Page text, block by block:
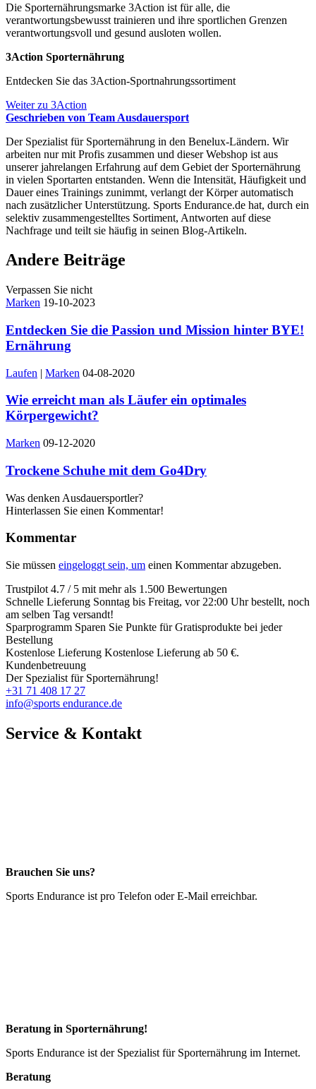
Die Sporternährungsmarke 3Action ist für alle, die
verantwortungsbewusst trainieren und ihre sportlichen Grenzen
verantwortungsvoll und gesund ausloten wollen.
3Action Sporternährung
Entdecken Sie das 3Action-Sportnahrungssortiment
Weiter zu 3Action
Geschrieben von Team Ausdauersport
Der Spezialist für Sporternährung in den Benelux-Ländern. Wir
arbeiten nur mit Profis zusammen und dieser Webshop ist aus
unserer jahrelangen Erfahrung auf dem Gebiet der Sporternährung
in vielen Sportarten entstanden. Wenn die Intensität, Häufigkeit und
Dauer eines Trainings zunimmt, verlangt der Körper automatisch
nach zusätzlicher Unterstützung. Sports Endurance.de hat, durch ein
selektiv zusammengestelltes Sortiment, Antworten auf diese
Nachfrage und teilt sie häufig in seinen Blog-Artikeln.
Andere Beiträge
Verpassen Sie nicht
Marken 19-10-2023
Entdecken Sie die Passion und Mission hinter BYE!
Ernährung
Laufen | Marken 04-08-2020
Wie erreicht man als Läufer ein optimales
Körpergewicht?
Marken 09-12-2020
Trockene Schuhe mit dem Go4Dry
Was denken Ausdauersportler?
Hinterlassen Sie einen Kommentar!
Kommentar
Sie müssen eingeloggt sein, um einen Kommentar abzugeben.
Trustpilot 4.7 / 5 mit mehr als 1.500 Bewertungen
Schnelle Lieferung Sonntag bis Freitag, vor 22:00 Uhr bestellt, noch
am selben Tag versandt!
Sparprogramm Sparen Sie Punkte für Gratisprodukte bei jeder
Bestellung
Kostenlose Lieferung Kostenlose Lieferung ab 50 €.
Kundenbetreuung
Der Spezialist für Sporternährung!
+31 71 408 17 27
info@sports endurance.de
Service & Kontakt
Brauchen Sie uns?
Sports Endurance ist pro Telefon oder E-Mail erreichbar.
Beratung in Sporternährung!
Sports Endurance ist der Spezialist für Sporternährung im Internet.
Beratung